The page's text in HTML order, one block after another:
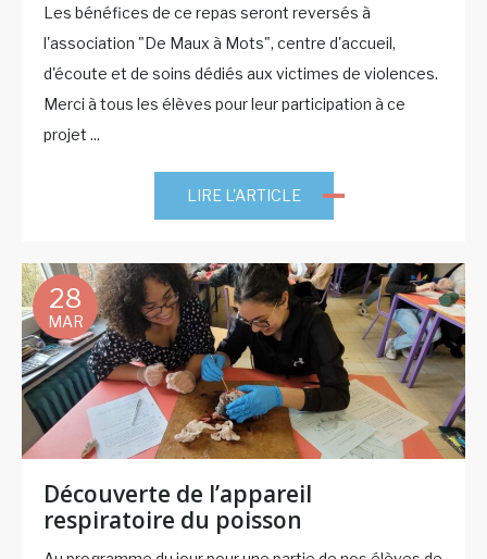
Les bénéfices de ce repas seront reversés à
l'association "De Maux à Mots", centre d'accueil,
d'écoute et de soins dédiés aux victimes de violences.
Merci à tous les élèves pour leur participation à ce
projet ...
LIRE L'ARTICLE
28
MAR
Découverte de l’appareil
respiratoire du poisson